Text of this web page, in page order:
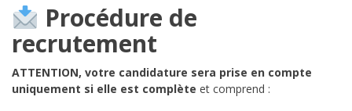
Procédure de
recrutement
ATTENTION, votre candidature sera prise en compte
uniquement si elle est complète et comprend :